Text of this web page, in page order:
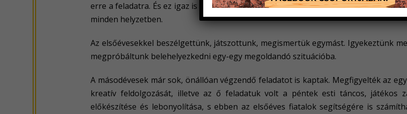
erre a feladatra. És ez igaz is volt. Nagyon büszkék vagyunk a fiatalokra, akik
minden helyzetben.
Az elsőévesekkel beszélgettünk, játszottunk, megismertük egymást. Igyekeztünk
megpróbáltunk belehelyezkedni egy-egy megoldandó szituációba.
A másodévesek már sok, önállóan végzendő feladatot is kaptak. Megfigyelték az
kreatív feldolgozását, illetve az ő feladatuk volt a péntek esti táncos, játékos
előkészítése és lebonyolítása, s ebben az elsőéves fiatalok segítségére is